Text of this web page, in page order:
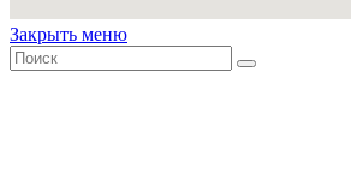
Закрыть меню